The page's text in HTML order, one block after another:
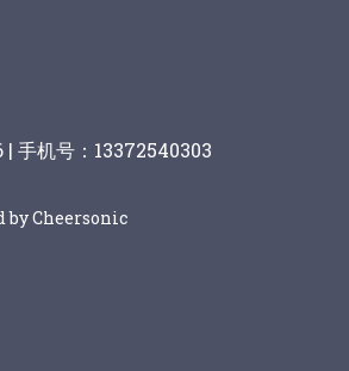
| 手机号：13372540303
by Cheersonic